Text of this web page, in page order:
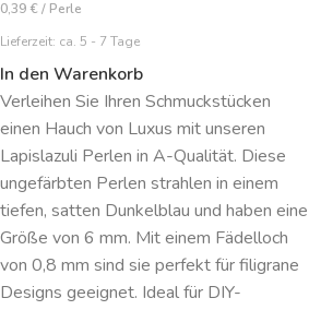
0,39 € / Perle
Lieferzeit: ca. 5 - 7 Tage
In den Warenkorb
Verleihen Sie Ihren Schmuckstücken
einen Hauch von Luxus mit unseren
Lapislazuli Perlen in A-Qualität. Diese
ungefärbten Perlen strahlen in einem
tiefen, satten Dunkelblau und haben eine
Größe von 6 mm. Mit einem Fädelloch
von 0,8 mm sind sie perfekt für filigrane
Designs geeignet. Ideal für DIY-